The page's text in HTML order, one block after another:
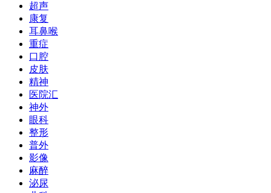
超声
康复
耳鼻喉
重症
口腔
皮肤
精神
医院汇
神外
眼科
整形
普外
影像
麻醉
泌尿